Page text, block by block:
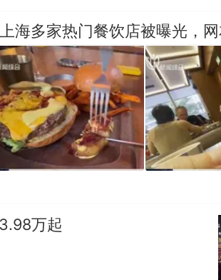
海多家热门餐饮店被曝光，
万起